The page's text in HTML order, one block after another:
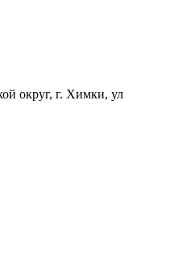
округ, г. Химки, ул